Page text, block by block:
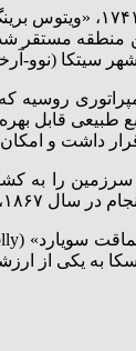
این سرزمین در
سیتکا
طبیعی قابل
قرار داشت و
را به
جریب زمین) به آمریکا فروخت.
به یکی از